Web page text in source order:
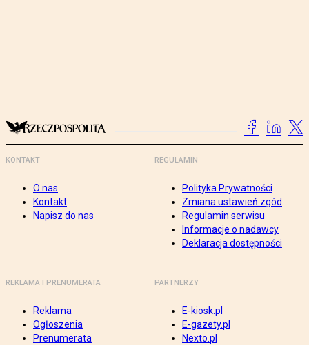
KONTAKT
O nas
Kontakt
Napisz do nas
REGULAMIN
Polityka Prywatności
Zmiana ustawień zgód
Regulamin serwisu
Informacje o nadawcy
Deklaracja dostępności
REKLAMA I PRENUMERATA
Reklama
Ogłoszenia
Prenumerata
PARTNERZY
E-kiosk.pl
E-gazety.pl
Nexto.pl